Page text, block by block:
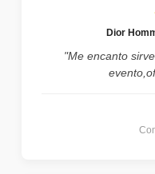
Dior
"Me encanto